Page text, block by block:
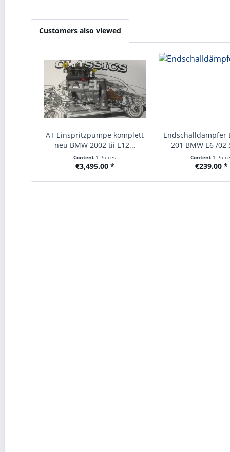
Customers also viewed
AT Einspritzpumpe komplett
neu BMW 2002 tii E12...
Content 1 Pieces
€3,495.00 *
Endschalldämpfer
201 BMW E6 /02
Content 1
€239.00 *